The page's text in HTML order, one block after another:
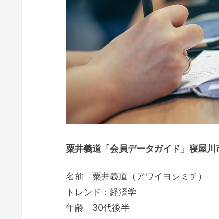
粟井義道「会員データガイド」寝屋
名前：粟井義道（アワイヨシミチ）
トレンド：経済学
年齢：30代後半